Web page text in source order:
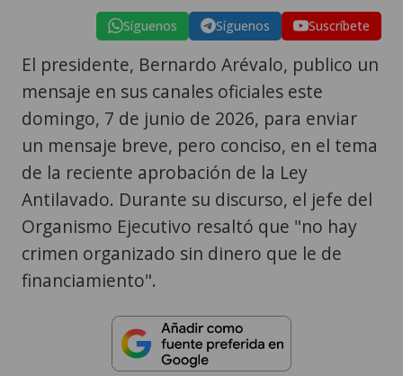
Síguenos Síguenos Suscríbete
El presidente, Bernardo Arévalo, publico un
mensaje en sus canales oficiales este
domingo, 7 de junio de 2026, para enviar
un mensaje breve, pero conciso, en el tema
de la reciente aprobación de la Ley
Antilavado. Durante su discurso, el jefe del
Organismo Ejecutivo resaltó que "no hay
crimen organizado sin dinero que le de
financiamiento".